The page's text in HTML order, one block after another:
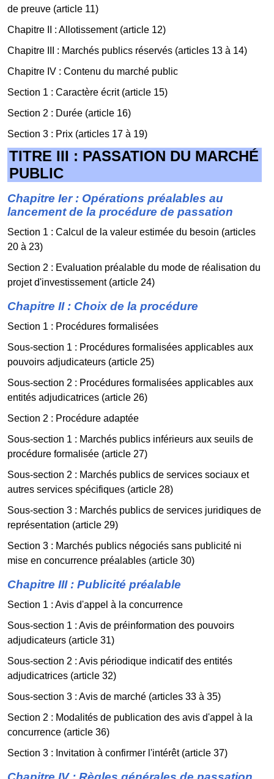
de preuve (article 11)
Chapitre II : Allotissement (article 12)
Chapitre III : Marchés publics réservés (articles 13 à 14)
Chapitre IV : Contenu du marché public
Section 1 : Caractère écrit (article 15)
Section 2 : Durée (article 16)
Section 3 : Prix (articles 17 à 19)
TITRE III : PASSATION DU MARCHÉ
PUBLIC
Chapitre Ier : Opérations préalables au
lancement de la procédure de passation
Section 1 : Calcul de la valeur estimée du besoin (articles
20 à 23)
Section 2 : Evaluation préalable du mode de réalisation du
projet d'investissement (article 24)
Chapitre II : Choix de la procédure
Section 1 : Procédures formalisées
Sous-section 1 : Procédures formalisées applicables aux
pouvoirs adjudicateurs (article 25)
Sous-section 2 : Procédures formalisées applicables aux
entités adjudicatrices (article 26)
Section 2 : Procédure adaptée
Sous-section 1 : Marchés publics inférieurs aux seuils de
procédure formalisée (article 27)
Sous-section 2 : Marchés publics de services sociaux et
autres services spécifiques (article 28)
Sous-section 3 : Marchés publics de services juridiques de
représentation (article 29)
Section 3 : Marchés publics négociés sans publicité ni
mise en concurrence préalables (article 30)
Chapitre III : Publicité préalable
Section 1 : Avis d'appel à la concurrence
Sous-section 1 : Avis de préinformation des pouvoirs
adjudicateurs (article 31)
Sous-section 2 : Avis périodique indicatif des entités
adjudicatrices (article 32)
Sous-section 3 : Avis de marché (articles 33 à 35)
Section 2 : Modalités de publication des avis d'appel à la
concurrence (article 36)
Section 3 : Invitation à confirmer l'intérêt (article 37)